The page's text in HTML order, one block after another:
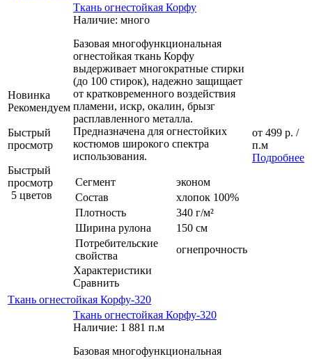
Новинка
Рекомендуем
Быстрый
просмотр
Быстрый
просмотр
5 цветов
Ткань огнестойкая Корфу
Наличие: много
Базовая многофункциональная
огнестойкая ткань Корфу
выдерживает многократные стирки
(до 100 стирок), надежно защищает
от кратковременного воздействия
пламени, искр, окалин, брызг
расплавленного металла.
Предназначена для огнестойких
костюмов широкого спектра
использования.
Сегмент
эконом
Состав
хлопок 100%
Плотность
340 г/м²
Ширина рулона
150 см
Потребительские
свойства
огнепрочность
Характеристики
Сравнить
от 499 р. /
п.м
Подробнее
Ткань огнестойкая Корфу-320
Ткань огнестойкая Корфу-320
Наличие: 1 881 п.м
Базовая многофункциональная